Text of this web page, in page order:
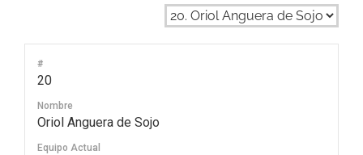
#
20
Nombre
Oriol Anguera de Sojo
Equipo Actual